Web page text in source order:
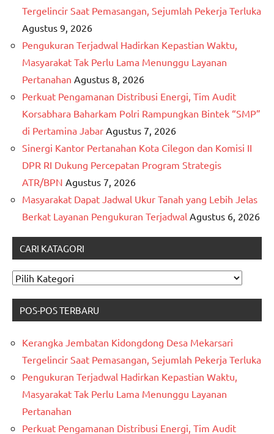
Tergelincir Saat Pemasangan, Sejumlah Pekerja Terluka
Agustus 9, 2026
Pengukuran Terjadwal Hadirkan Kepastian Waktu,
Masyarakat Tak Perlu Lama Menunggu Layanan
Pertanahan Agustus 8, 2026
Perkuat Pengamanan Distribusi Energi, Tim Audit
Korsabhara Baharkam Polri Rampungkan Bintek “SMP”
di Pertamina Jabar Agustus 7, 2026
Sinergi Kantor Pertanahan Kota Cilegon dan Komisi II
DPR RI Dukung Percepatan Program Strategis
ATR/BPN Agustus 7, 2026
Masyarakat Dapat Jadwal Ukur Tanah yang Lebih Jelas
Berkat Layanan Pengukuran Terjadwal Agustus 6, 2026
CARI KATAGORI
CARI
POS-POS TERBARU
Kerangka Jembatan Kidongdong Desa Mekarsari
Tergelincir Saat Pemasangan, Sejumlah Pekerja Terluka
Pengukuran Terjadwal Hadirkan Kepastian Waktu,
Masyarakat Tak Perlu Lama Menunggu Layanan
Pertanahan
Perkuat Pengamanan Distribusi Energi, Tim Audit